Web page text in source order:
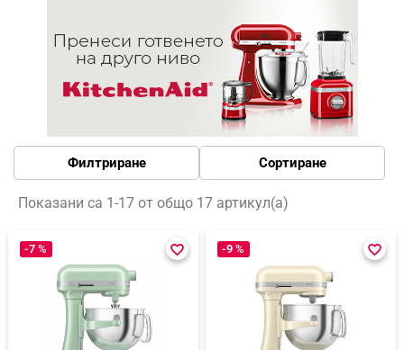
Филтриране Сортиране
Показани са 1-17 от общо 17 артикул(а)
-7 % favorite_border
favorite_border -9 % favorite_border
favorite_border